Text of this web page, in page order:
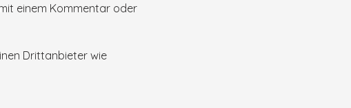
einem Kommentar oder
Drittanbieter wie